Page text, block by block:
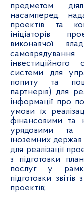
предметом
насамперед:
проектів та
ініціаторів
виконавчої
системи для
попиту та
партнерів) для
інформації про
умови їх
фінансовими та
урядовими та
іноземних держав
для реалізації
з підготовки
послуг у
підготовки
проектів;